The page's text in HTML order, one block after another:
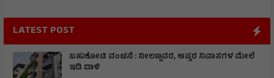
LATEST POST
ಬಹುಕೋಟಿ ವಂಚನೆ : ನೀಲಣ್ಣವರ, ಆಪ್ತರ ನಿವಾಸಗಳ ಮೇಲೆ
ಇಡಿ ದಾಳಿ